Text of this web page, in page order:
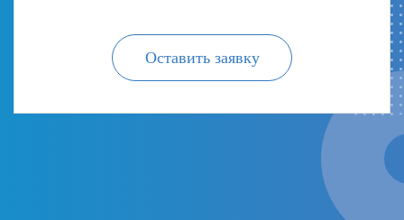
Оставить заявку